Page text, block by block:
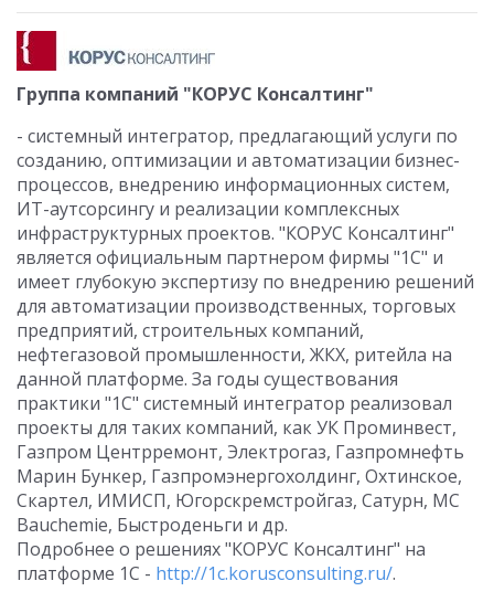
Группа компаний "КОРУС Консалтинг"
- системный интегратор, предлагающий услуги по
созданию, оптимизации и автоматизации бизнес-
процессов, внедрению информационных систем,
ИТ-аутсорсингу и реализации комплексных
инфраструктурных проектов. "КОРУС Консалтинг"
является официальным партнером фирмы "1С" и
имеет глубокую экспертизу по внедрению решений
для автоматизации производственных, торговых
предприятий, строительных компаний,
нефтегазовой промышленности, ЖКХ, ритейла на
данной платформе. За годы существования
практики "1С" системный интегратор реализовал
проекты для таких компаний, как УК Проминвест,
Газпром Центрремонт, Электрогаз, Газпромнефть
Марин Бункер, Газпромэнергохолдинг, Охтинское,
Скартел, ИМИСП, Югорскремстройгаз, Сатурн, MC
Bauchemie, Быстроденьги и др.
Подробнее о решениях "КОРУС Консалтинг" на
платформе 1С - http://1c.korusconsulting.ru/.